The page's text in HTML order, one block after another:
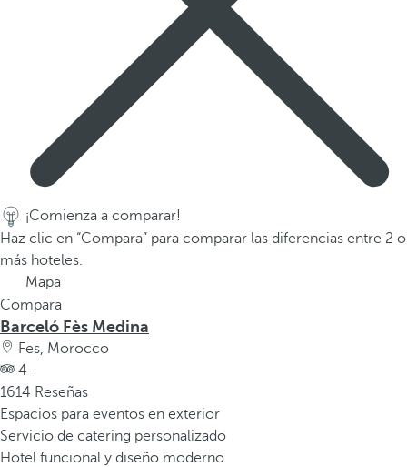
e
n
t
e
.
¡Comienza a comparar!
Haz clic en “Compara” para comparar las diferencias entre 2 o
más hoteles.
Mapa
Compara
Barceló Fès Medina
Fes, Morocco
4 ·
1614 Reseñas
Espacios para eventos en exterior
Servicio de catering personalizado
Hotel funcional y diseño moderno